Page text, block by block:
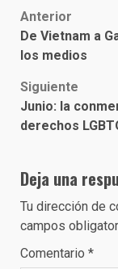
Post
navigation
Anterior
De Vietnam a
los medios
Siguiente
Junio: la
derechos
Deja una
Tu dirección de
campos
Comentario *